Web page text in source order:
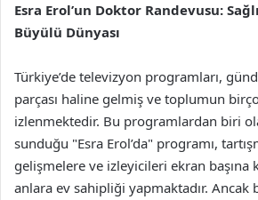
Esra Erol’un Doktor Randevusu:
Büyülü Dünyası
Türkiye’de televizyon programları,
parçası haline gelmiş ve toplumun
izlenmektedir. Bu programlardan biri
sunduğu "Esra Erol’da" programı,
gelişmelere ve izleyicileri ekran başına
anlara ev sahipliği yapmaktadır. Ancak